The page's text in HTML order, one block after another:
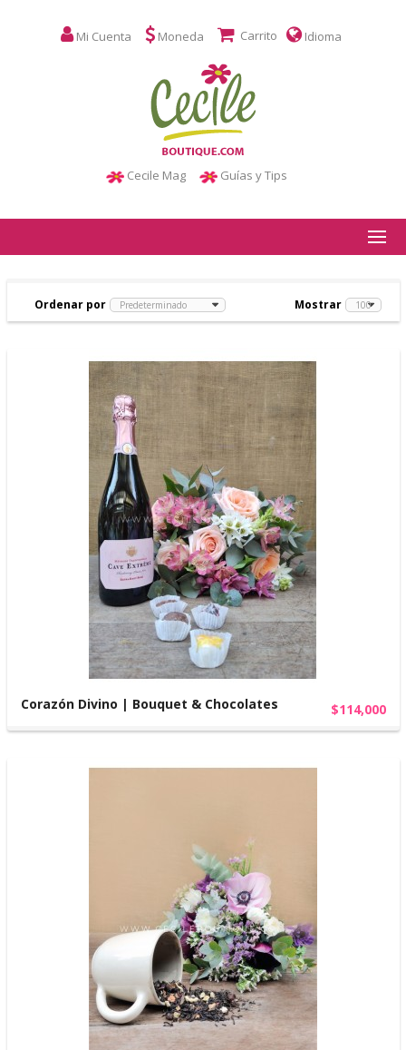
Mi Cuenta Moneda Carrito Idioma
Cecile Mag Guías y Tips
Ordenar por Mostrar
Corazón Divino | Bouquet & Chocolates $114,000